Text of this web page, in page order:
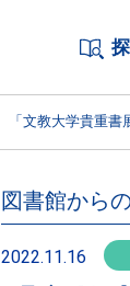
「文教大学貴重
図書館から
2022.11.16